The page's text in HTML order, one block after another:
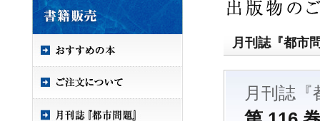
月刊誌『都市
月刊誌『